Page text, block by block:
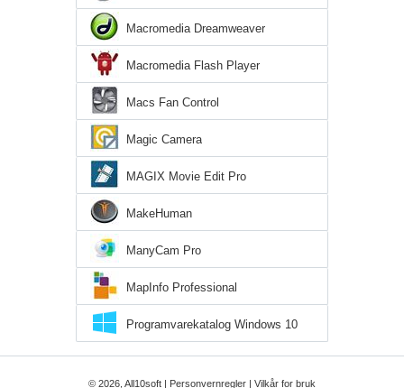
Macromedia Dreamweaver
Macromedia Flash Player
Macs Fan Control
Magic Camera
MAGIX Movie Edit Pro
MakeHuman
ManyCam Pro
MapInfo Professional
Programvarekatalog Windows 10
© 2026, All10soft | Personvernregler Vilkår for bruk